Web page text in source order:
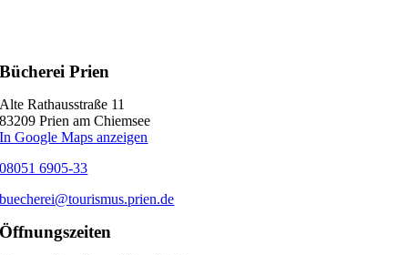
Bücherei Prien
Alte Rathausstraße 11
83209 Prien am Chiemsee
In Google Maps anzeigen
08051 6905-33
buecherei@tourismus.prien.de
Öffnungszeiten